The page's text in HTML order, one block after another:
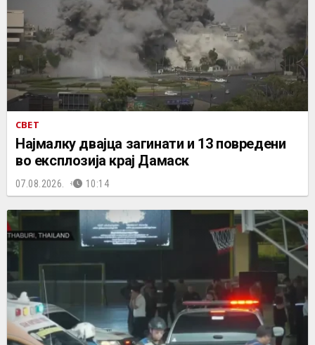
СВЕТ
Најмалку двајца загинати и 13 повредени
во експлозија крај Дамаск
07.08.2026. 10:14